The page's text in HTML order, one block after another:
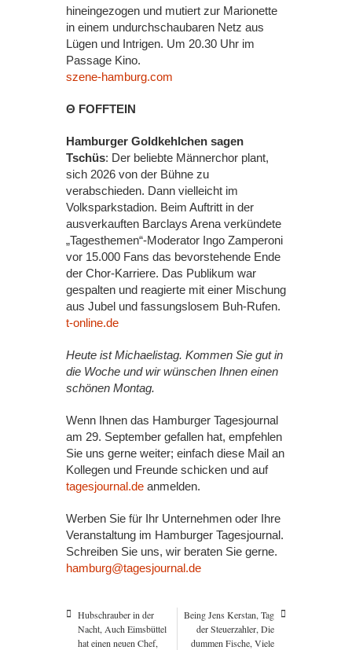
hineingezogen und mutiert zur Marionette
in einem undurchschaubaren Netz aus
Lügen und Intrigen. Um 20.30 Uhr im
Passage Kino.
szene-hamburg.com
Θ FOFFTEIN
Hamburger Goldkehlchen sagen
Tschüs: Der beliebte Männerchor plant,
sich 2026 von der Bühne zu
verabschieden. Dann vielleicht im
Volksparkstadion. Beim Auftritt in der
ausverkauften Barclays Arena verkündete
„Tagesthemen“-Moderator Ingo Zamperoni
vor 15.000 Fans das bevorstehende Ende
der Chor-Karriere. Das Publikum war
gespalten und reagierte mit einer Mischung
aus Jubel und fassungslosem Buh-Rufen.
t-online.de
Heute ist Michaelistag. Kommen Sie gut in
die Woche und wir wünschen Ihnen einen
schönen Montag.
Wenn Ihnen das Hamburger Tagesjournal
am 29. September gefallen hat, empfehlen
Sie uns gerne weiter; einfach diese Mail an
Kollegen und Freunde schicken und auf
tagesjournal.de anmelden.
Werben Sie für Ihr Unternehmen oder Ihre
Veranstaltung im Hamburger Tagesjournal.
Schreiben Sie uns, wir beraten Sie gerne.
hamburg@tagesjournal.de
Hubschrauber in der
Nacht, Auch Eimsbüttel
hat einen neuen Chef,
Being Jens Kerstan, Tag
der Steuerzahler, Die
dummen Fische, Viele